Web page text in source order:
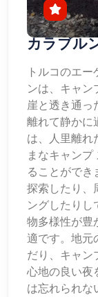
カラブル
トルコのエ
ンは、キャ
崖と透き通っ
離れて静かに
は、人里離れ
まなキャン
ることができ
探索したり、
ングしたり
物多様性が豊
適です。地元
だり、キャン
心地の良い夜
は忘れられな